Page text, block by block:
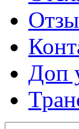
Доп